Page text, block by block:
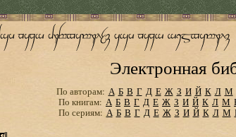
Электронная
По авторам: А Б В Г Д Е Ж З И Й К Л М
По книгам: А Б В Г Д Е Ж З И Й К Л М
По сериям: А Б В Г Д Е Ж З И Й К Л М